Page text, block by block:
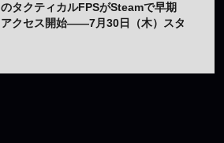
のタクティカルFPSがSteamで早期
アクセス開始——7月30日（木）スタ